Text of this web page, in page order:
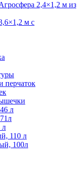
2,4×1,2 м из
м с
перчаток
л
л
110 л
100л